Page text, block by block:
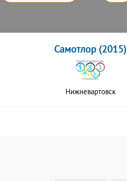
Самотлор (2015)
Нижневартовск